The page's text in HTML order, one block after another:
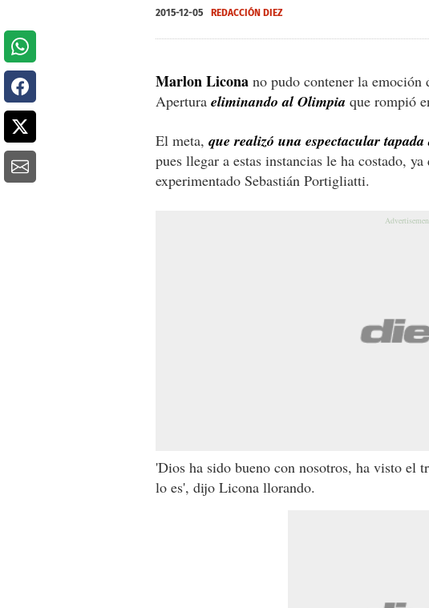
2015-12-05 REDACCIÓN DIEZ
Marlon Licona no pudo contener la
Apertura eliminando al Olimpia que rompió
El meta, que realizó una espectacular
pues llegar a estas instancias le ha costado,
experimentado Sebastián Portigliatti.
'Dios ha sido bueno con nosotros, ha visto el
lo es', dijo Licona llorando.